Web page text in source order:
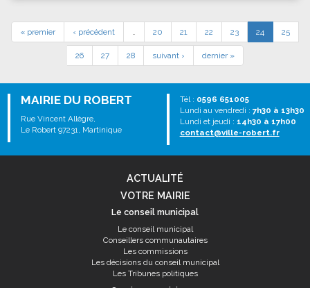
« premier ‹ précédent … 20 21 22 23 24 25
26 27 28 suivant › dernier »
MAIRIE DU ROBERT
Rue Vincent Allègre,
Le Robert 97231, Martinique
Tél : 0596 651005
Lundi au vendredi : 7h30 à 13h30
Lundi et jeudi : 14h30 à 17h00
contact@ville-robert.fr
ACTUALITÉ
VOTRE MAIRIE
Le conseil municipal
Le conseil municipal
Conseillers communautaires
Les commissions
Les décisions du conseil municipal
Les Tribunes politiques